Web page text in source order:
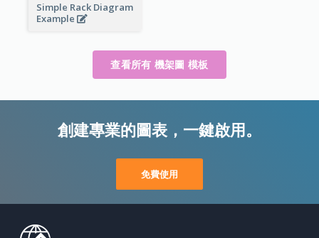
Simple Rack Diagram
Example
查看所有 機架圖 模板
創建專業的圖表，一鍵啟用。
免費使用